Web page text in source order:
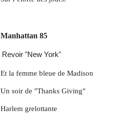
Manhattan 85
Revoir "New York"
Et la femme bleue de Madison
Un soir de "Thanks Giving"
Harlem grelottante